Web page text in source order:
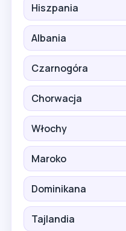
Hiszpania
Albania
Czarnogóra
Chorwacja
Włochy
Maroko
Dominikana
Tajlandia